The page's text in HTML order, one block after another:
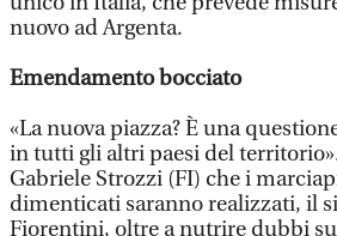
nuovo ad Argenta.
Emendamento bocciato
«La nuova piazza? È una
in tutti gli altri paesi del
Gabriele Strozzi (FI) che i
dimenticati saranno realizzati, il
Fiorentini, oltre a nutrire dubbi